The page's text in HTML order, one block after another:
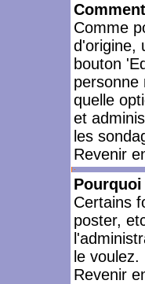
Comme
d'origine,
bouton
personne
quelle
et
les
Revenir
Certains
poster,
le voulez.
Revenir